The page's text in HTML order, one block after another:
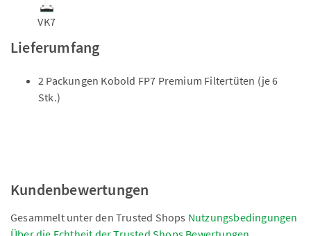
VK7
Lieferumfang
2 Packungen Kobold FP7 Premium Filtertüten (je 6
Stk.)
Kundenbewertungen
Gesammelt unter den Trusted Shops Nutzungsbedingungen